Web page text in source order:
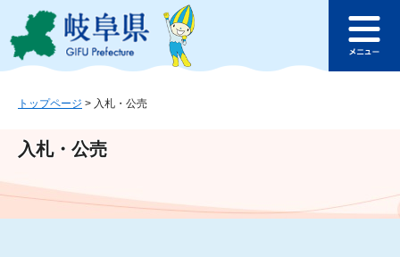
ジ
ュ
文
このページの本文へ
ュ
トップページ > 入札・公売
入札・公売